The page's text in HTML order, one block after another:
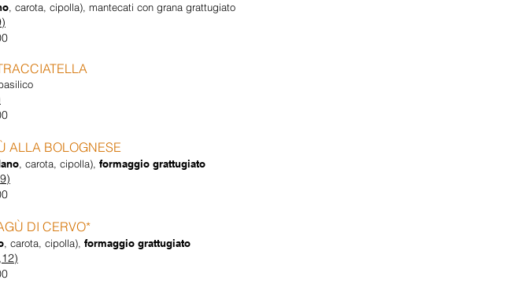
, carota, cipolla), mantecati con grana grattugiato
ALLA BOLOGNESE
, carota, cipolla), formaggio grattugiato
DI CERVO*
, carota, cipolla), formaggio grattugiato